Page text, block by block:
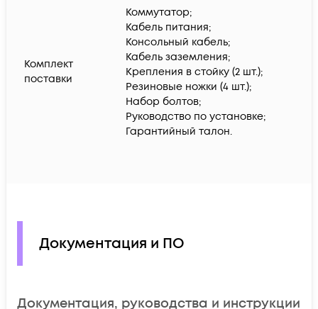
Комплект
поставки
Коммутатор;
Кабель питания;
Консольный кабель;
Кабель заземления;
Крепления в стойку (2 шт.);
Резиновые ножки (4 шт.);
Набор болтов;
Руководство по установке;
Гарантийный талон.
Документация и ПО
Документация, руководства и инструкции